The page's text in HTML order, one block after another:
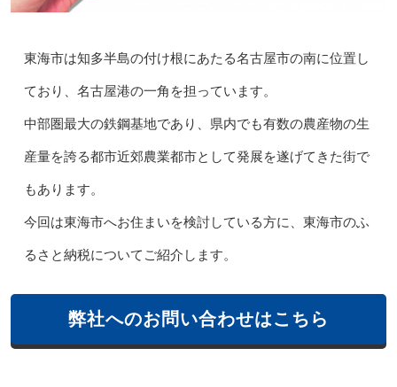
東海市は知多半島の付け根にあたる名古屋市の南に位置し
ており、名古屋港の一角を担っています。
中部圏最大の鉄鋼基地であり、県内でも有数の農産物の生
産量を誇る都市近郊農業都市として発展を遂げてきた街で
もあります。
今回は東海市へお住まいを検討している方に、東海市のふ
るさと納税についてご紹介します。
弊社へのお問い合わせはこちら